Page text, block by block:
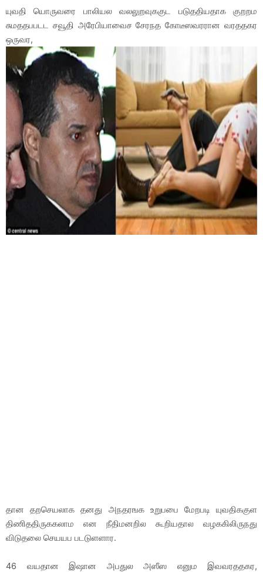
யுவதி யொருவரை பாலியல வலலுறவுககுட படுததியதாக குறறம
சுமததபபடட சவூதி அரேபியாவைச சேரநத கோடீஸவரரான வரததகர
ஒருவர,
தான தறசெயலாக தனது அநதரஙக உறுபபை மேறபடி யுவதிககுள
திணிததிருககலாம என நீதிமனறில கூறியதால வழககிலிருநது
விடுதலை செயயப படடுளளார.
46 வயதான இஷான அபதுல அஸீஸ எனும இவவரததகர,